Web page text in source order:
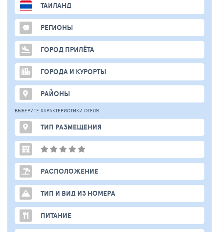
ТАИЛАНД
РЕГИОНЫ
ГОРОД ПРИЛЁТА
ГОРОДА И КУРОРТЫ
РАЙОНЫ
ВЫБЕРИТЕ ХАРАКТЕРИСТИКИ ОТЕЛЯ
ТИП РАЗМЕЩЕНИЯ
РАСПОЛОЖЕНИЕ
ТИП И ВИД ИЗ НОМЕРА
ПИТАНИЕ